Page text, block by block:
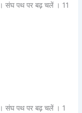
संघ पथ पर बढ़ चलें । 11
संघ पथ पर बढ़ चलें । 1